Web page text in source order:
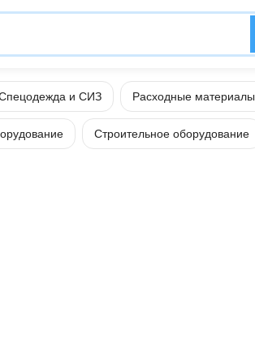
и СИЗ Расходные материалы
Строительное оборудование